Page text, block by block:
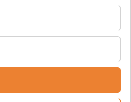
x 115 mm (T) x 58 mm (H)